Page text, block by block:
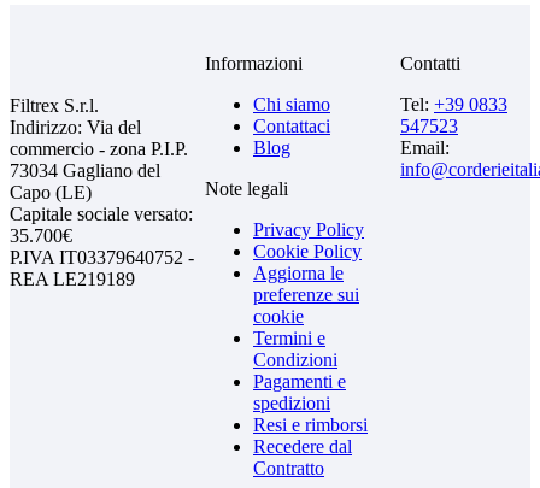
Filtrex S.r.l.
Indirizzo: Via del
commercio - zona P.I.P.
73034 Gagliano del
Capo (LE)
Capitale sociale versato:
35.700€
P.IVA IT03379640752 -
REA LE219189
Informazioni
Chi siamo
Contattaci
Blog
Note legali
Privacy Policy
Cookie Policy
Aggiorna le
preferenze sui
cookie
Termini e
Condizioni
Pagamenti e
spedizioni
Resi e rimborsi
Recedere dal
Contratto
Contatti
Tel: +39 0833
547523
Email: